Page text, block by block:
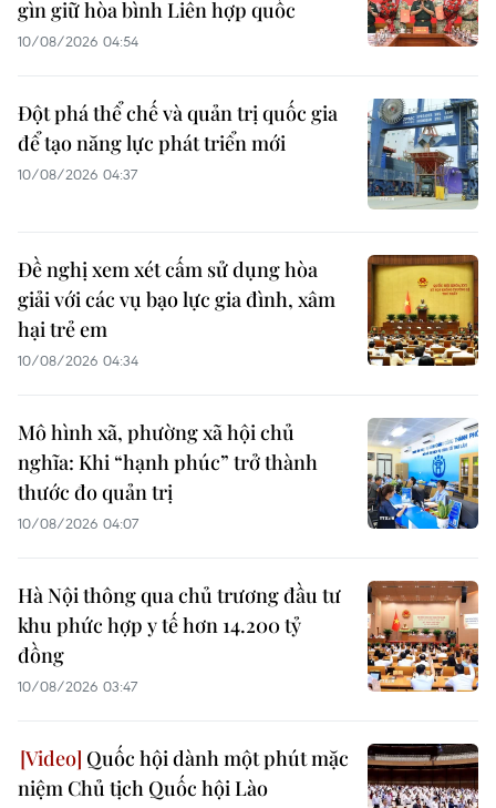
gìn giữ hòa bình Liên hợp quốc
10/08/2026 04:54
Đột phá thể chế và quản trị quốc gia
để tạo năng lực phát triển mới
10/08/2026 04:37
Đề nghị xem xét cấm sử dụng hòa
giải với các vụ bạo lực gia đình, xâm
hại trẻ em
10/08/2026 04:34
Mô hình xã, phường xã hội chủ
nghĩa: Khi “hạnh phúc” trở thành
thước đo quản trị
10/08/2026 04:07
Hà Nội thông qua chủ trương đầu tư
khu phức hợp y tế hơn 14.200 tỷ
đồng
10/08/2026 03:47
Quốc hội dành một phút mặc
niệm Chủ tịch Quốc hội Lào